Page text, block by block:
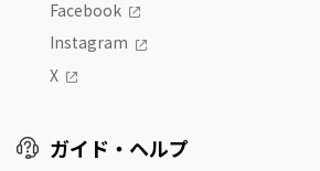
Facebook
Instagram
X
ガイド・ヘルプ